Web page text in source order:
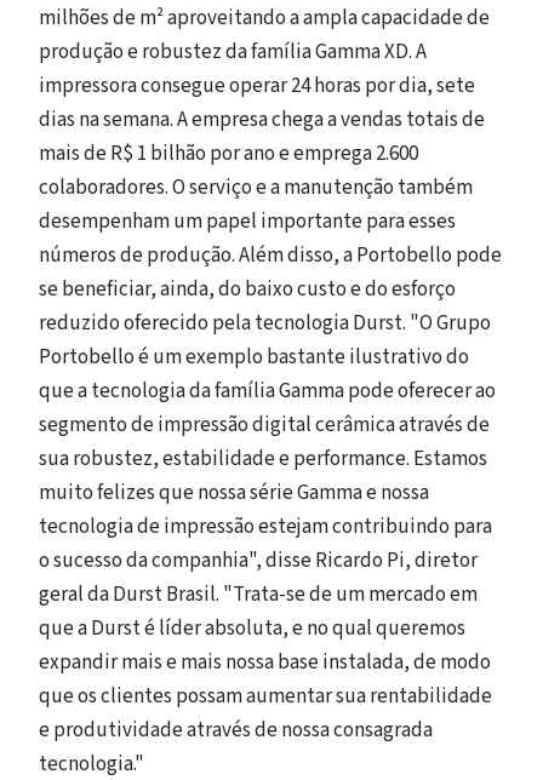
milhões de m² aproveitando a ampla capacidade de
produção e robustez da família Gamma XD. A
impressora consegue operar 24 horas por dia, sete
dias na semana. A empresa chega a vendas totais de
mais de R$ 1 bilhão por ano e emprega 2.600
colaboradores. O serviço e a manutenção também
desempenham um papel importante para esses
números de produção. Além disso, a Portobello pode
se beneficiar, ainda, do baixo custo e do esforço
reduzido oferecido pela tecnologia Durst. "O Grupo
Portobello é um exemplo bastante ilustrativo do
que a tecnologia da família Gamma pode oferecer ao
segmento de impressão digital cerâmica através de
sua robustez, estabilidade e performance. Estamos
muito felizes que nossa série Gamma e nossa
tecnologia de impressão estejam contribuindo para
o sucesso da companhia", disse Ricardo Pi, diretor
geral da Durst Brasil. "Trata-se de um mercado em
que a Durst é líder absoluta, e no qual queremos
expandir mais e mais nossa base instalada, de modo
que os clientes possam aumentar sua rentabilidade
e produtividade através de nossa consagrada
tecnologia."